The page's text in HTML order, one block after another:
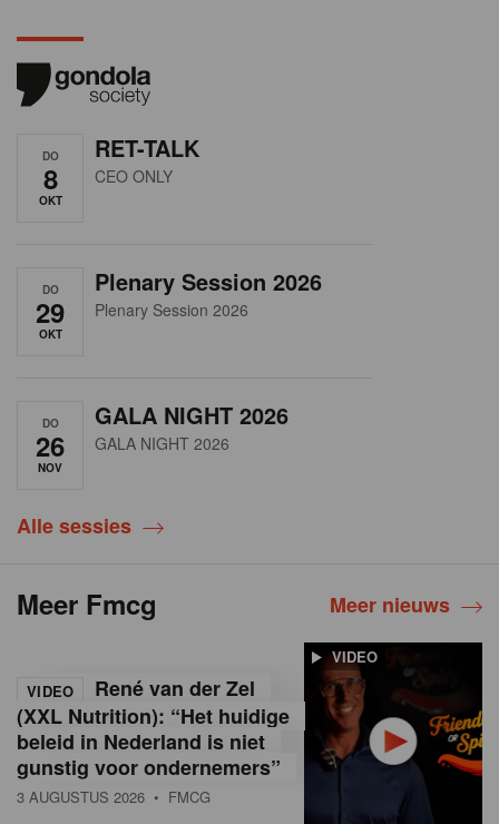
DO
8
OKT
RET-TALK
CEO ONLY
DO
29
OKT
Plenary Session 2026
Plenary Session 2026
DO
26
NOV
GALA NIGHT 2026
GALA NIGHT 2026
Alle sessies
Meer Fmcg Meer nieuws
VIDEO
VIDEO
René van der Zel
(XXL Nutrition): “Het huidige
beleid in Nederland is niet
gunstig voor ondernemers”
3 AUGUSTUS 2026 • FMCG